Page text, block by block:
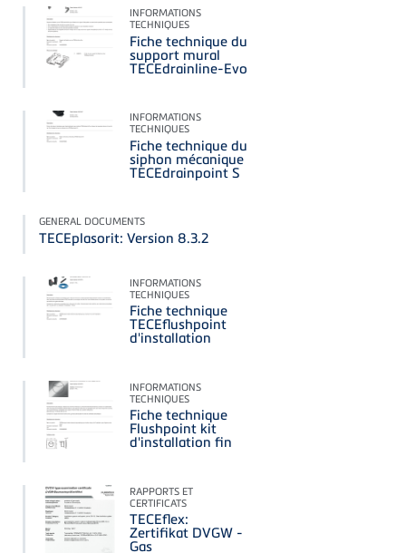
INFORMATIONS
TECHNIQUES
Fiche technique du
support mural
TECEdrainline-Evo
INFORMATIONS
TECHNIQUES
Fiche technique du
siphon mécanique
TECEdrainpoint S
GENERAL DOCUMENTS
TECEplasorit: Version 8.3.2
INFORMATIONS
TECHNIQUES
Fiche technique
TECEflushpoint
d'installation
INFORMATIONS
TECHNIQUES
Fiche technique
Flushpoint kit
d'installation fin
RAPPORTS ET
CERTIFICATS
TECEflex:
Zertifikat DVGW -
Gas